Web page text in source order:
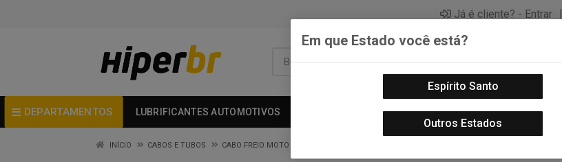
Já é cliente? - Entrar |
DEPARTAMENTOS LUBRIFICANTES AUTOMOTIVOS PECAS AUTOMOTIVAS LUBRIFICANTES PARA MOTOS
INÍCIO CABOS E TUBOS CABO FREIO MOTO
Em que Estado você está?
Espírito Santo
Outros Estados